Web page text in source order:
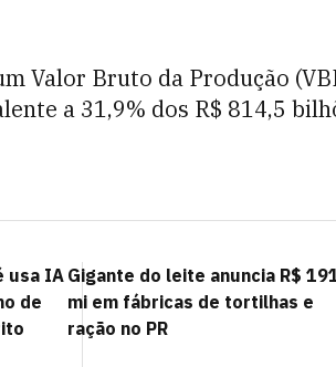
Valor Bruto da Produção
a 31,9% dos R$ 814,5
usa IA
de
Gigante do leite anuncia R$
mi em fábricas de tortilhas e
ração no PR